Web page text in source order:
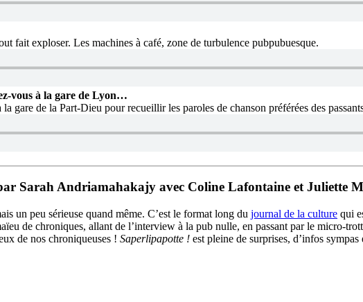
fait exploser. Les machines à café, zone de turbulence pubpubuesque.
vous à la gare de Lyon…
la gare de la Part-Dieu pour recueillir les paroles de chanson préférées des
Sarah Andriamahakajy avec Coline Lafontaine et Juliette
un peu sérieuse quand même. C’est le format long du journal de la culture qui
de chroniques, allant de l’interview à la pub nulle, en passant par le micro-
de nos chroniqueuses ! Saperlipapotte ! est pleine de surprises, d’infos